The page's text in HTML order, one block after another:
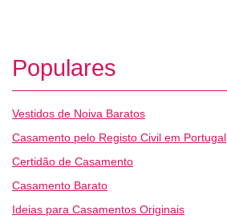
Populares
Vestidos de Noiva Baratos
Casamento pelo Registo Civil em Portugal
Certidão de Casamento
Casamento Barato
Ideias para Casamentos Originais